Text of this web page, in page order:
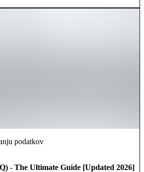
podatkov
- The Ultimate Guide [Updated 2026]